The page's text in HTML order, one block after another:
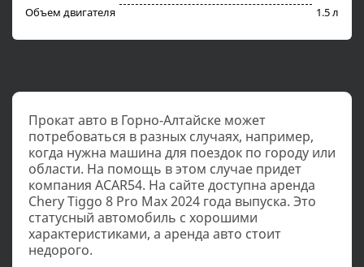
Объем двигателя
1.5 л
Прокат авто в Горно-Алтайске может
потребоваться в разных случаях, например,
когда нужна машина для поездок по городу или
области. На помощь в этом случае придет
компания ACAR54. На сайте доступна аренда
Chery Tiggo 8 Pro Max 2024 года выпуска. Это
статусный автомобиль с хорошими
характеристиками, а аренда авто стоит
недорого.